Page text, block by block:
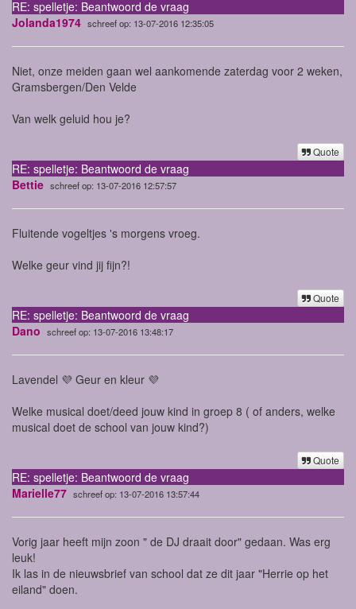
RE: spelletje: Beantwoord de vraag
Jolanda1974 schreef op: 13-07-2016 12:35:05
Niet, onze meiden gaan wel aankomende zaterdag voor 2 weken,
Gramsbergen/Den Velde
Van welk geluid hou je?
Quote
RE: spelletje: Beantwoord de vraag
Bettie schreef op: 13-07-2016 12:57:57
Fluitende vogeltjes 's morgens vroeg.
Welke geur vind jij fijn?!
Quote
RE: spelletje: Beantwoord de vraag
Dano schreef op: 13-07-2016 13:48:17
Lavendel 💜 Geur en kleur 💜
Welke musical doet/deed jouw kind in groep 8 ( of anders, welke
musical doet de school van jouw kind?)
Quote
RE: spelletje: Beantwoord de vraag
Marielle77 schreef op: 13-07-2016 13:57:44
Vorig jaar heeft mijn zoon " de DJ draait door" gedaan. Was erg
leuk!
Ik las in de nieuwsbrief van school dat ze dit jaar "Herrie op het
eiland" doen.